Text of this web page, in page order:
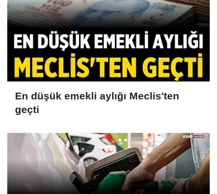
En düşük emekli aylığı Meclis'ten
geçti